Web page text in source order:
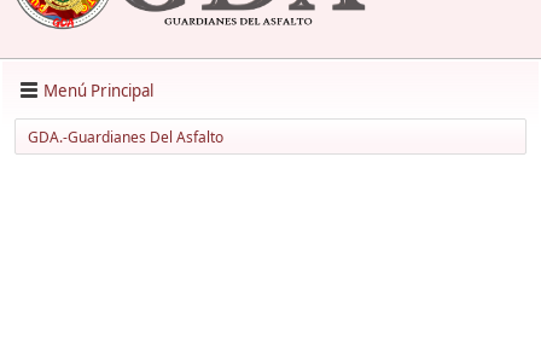
Menú Principal
GDA.-Guardianes Del Asfalto